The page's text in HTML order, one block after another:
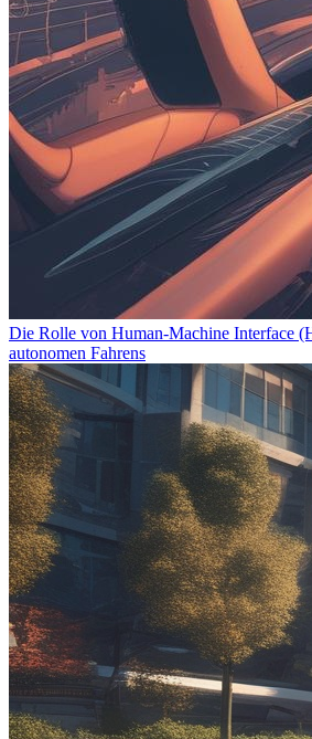
Die Rolle von Human-Machine Interface
autonomen Fahrens